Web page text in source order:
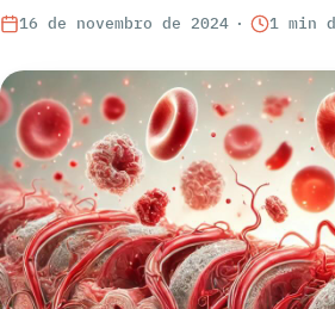
16 de novembro de 2024 · 1 min